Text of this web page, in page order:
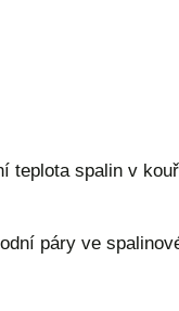
spalin v
páry ve